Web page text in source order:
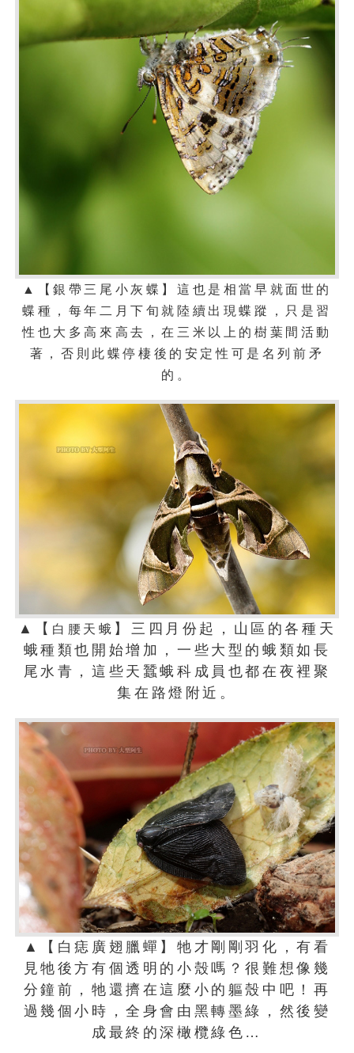
▲【銀帶三尾小灰蝶】這也是相當早就面世的
蝶種，每年二月下旬就陸續出現蝶蹤，只是習
性也大多高來高去，在三米以上的樹葉間活動
著，否則此蝶停棲後的安定性可是名列前矛
的。
▲【 白腰天蛾 】三四月份起，山區的各種天
蛾種類也開始增加，一些大型的蛾類如長
尾水青，這些天蠶蛾科成員也都在夜裡聚
集在路燈附近。
▲【白痣廣翅臘蟬】牠才剛剛羽化，有看
見牠後方有個透明的小殼嗎？很難想像幾
分鐘前，牠還擠在這麼小的軀殼中吧！再
過幾個小時，全身會由黑轉墨綠，然後變
成最終的深橄欖綠色…